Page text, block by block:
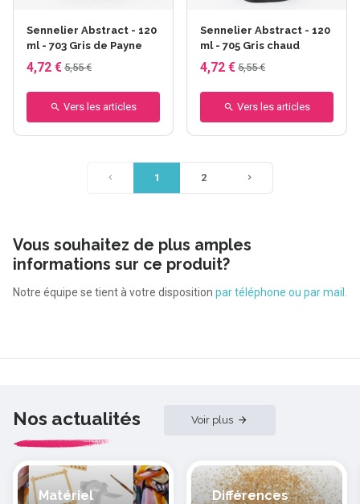
Sennelier Abstract - 120
ml - 703 Gris de Payne
4,72 € 5,55 €
Vers les articles
Sennelier Abstract - 120
ml - 705 Gris chaud
4,72 € 5,55 €
Vers les articles
1 2
Vous souhaitez de plus amples
informations sur ce produit?
Notre équipe se tient à votre disposition par téléphone ou par mail.
Nos actualités Voir plus
Matériel
Différences